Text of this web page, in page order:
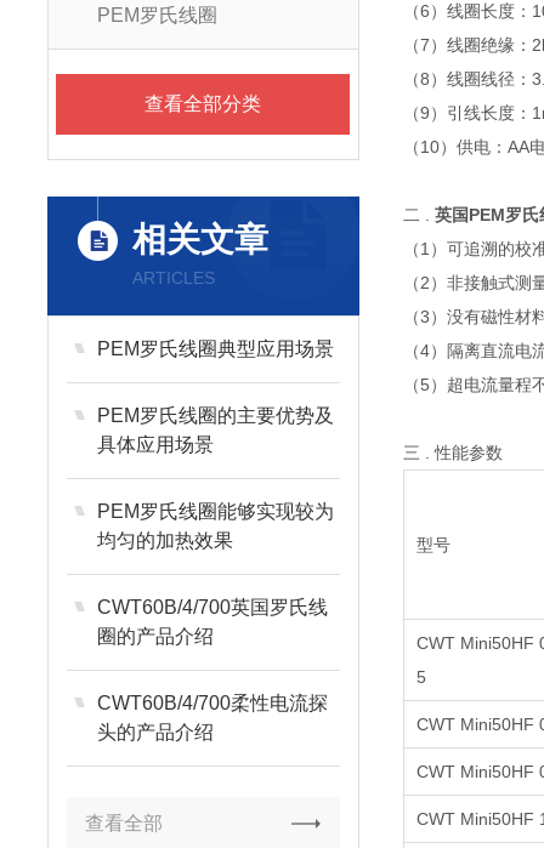
PEM罗氏线圈
查看全部分类
相关文章
ARTICLES
PEM罗氏线圈典型应用场景
PEM罗氏线圈的主要优势及
具体应用场景
PEM罗氏线圈能够实现较为
均匀的加热效果
CWT60B/4/700英国罗氏线
圈的产品介绍
CWT60B/4/700柔性电流探
头的产品介绍
查看全部
（6）线圈长度：
（7）线圈绝缘：
（8）线圈线径：
（9）引线长度：
（10）供电：AA
二 .英国PEM罗
（1）可追溯的校
（2）非接触式测
（3）没有磁性
（4）隔离直流
（5）超电流量程
三 . 性能参数
型号
CWT Mini50HF
5
CWT Mini50HF
CWT Mini50HF
CWT Mini50HF